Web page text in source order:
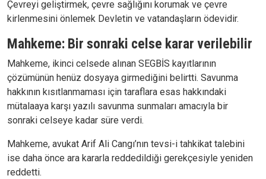
Çevreyi geliştirmek, çevre sağlığını korumak ve çevre
kirlenmesini önlemek Devletin ve vatandaşların ödevidir.
Mahkeme: Bir sonraki celse karar verilebilir
Mahkeme, ikinci celsede alınan SEGBİS kayıtlarının
çözümünün henüz dosyaya girmediğini belirtti. Savunma
hakkının kısıtlanmaması için taraflara esas hakkındaki
mütalaaya karşı yazılı savunma sunmaları amacıyla bir
sonraki celseye kadar süre verdi.
Mahkeme, avukat Arif Ali Cangı’nın tevsi-i tahkikat talebini
ise daha önce ara kararla reddedildiği gerekçesiyle yeniden
reddetti.